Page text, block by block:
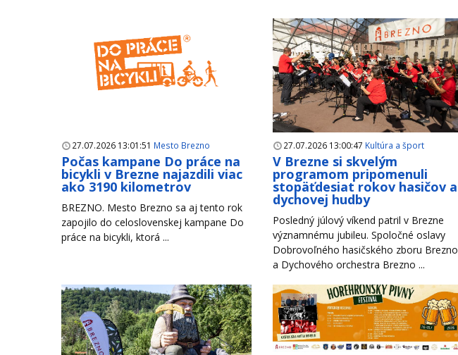
27.07.2026 13:01:51 Mesto Brezno
Počas kampane Do práce na
bicykli v Brezne najazdili viac
ako 3190 kilometrov
BREZNO. Mesto Brezno sa aj tento rok
zapojilo do celoslovenskej kampane Do
práce na bicykli, ktorá ...
27.07.2026 13:00:47 Kultúra a šport
V Brezne si skvelým
programom pripomenuli
stopäťdesiat rokov hasičov a
dychovej hudby
Posledný júlový víkend patril v Brezne
významnému jubileu. Spoločné oslavy
Dobrovoľného hasičského zboru Brezno
a Dychového orchestra Brezno ...